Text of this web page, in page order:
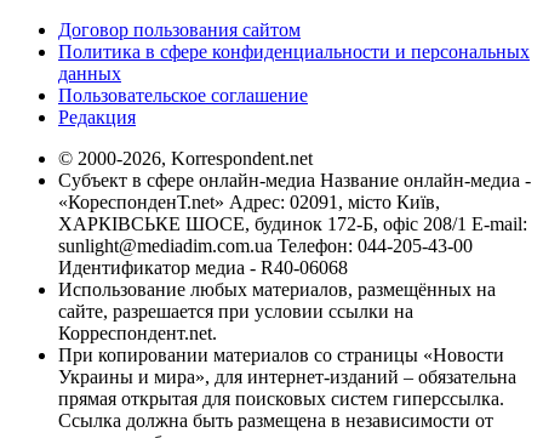
Договор пользования сайтом
Политика в сфере конфиденциальности и персональных
данных
Пользовательское соглашение
Редакция
© 2000-2026, Korrespondent.net
Субъект в сфере онлайн-медиа Название онлайн-медиа -
«КореспонденТ.net» Адрес: 02091, місто Київ,
ХАРКІВСЬКЕ ШОСЕ, будинок 172-Б, офіс 208/1 E-mail:
sunlight@mediadim.com.ua Телефон: 044-205-43-00
Идентификатор медиа - R40-06068
Использование любых материалов, размещённых на
сайте, разрешается при условии ссылки на
Корреспондент.net.
При копировании материалов со страницы «Новости
Украины и мира», для интернет-изданий – обязательна
прямая открытая для поисковых систем гиперссылка.
Ссылка должна быть размещена в независимости от